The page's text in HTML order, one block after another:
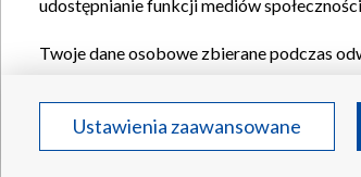
udostępnianie funkcji mediów
Twoje dane osobowe zbierane podczas
Partnerów TVPdla realizacji
reklam, tworzenia profilu
treści, stosowania badań rynkowych w
Ustawienia zaawansowane